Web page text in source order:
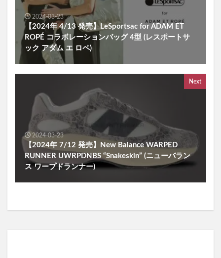
2024-03-23
【2024年 4/13 発売】LeSportsac for ADAM ET
ROPÉ コラボレーションバッグ 4型 (レスポートサ
ック アダム エ ロペ)
Next
2024-03-23
【2024年 7/12 発売】New Balance WARPED
RUNNER UWRPDNBS “Snakeskin” (ニューバラン
ス ワープドランナー)